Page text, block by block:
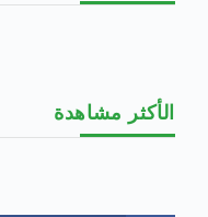
الأكثر مشاهدة